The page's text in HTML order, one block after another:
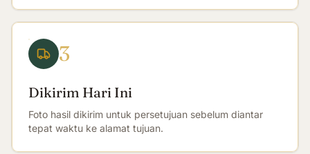
3
Dikirim Hari Ini
Foto hasil dikirim untuk persetujuan sebelum diantar
tepat waktu ke alamat tujuan.